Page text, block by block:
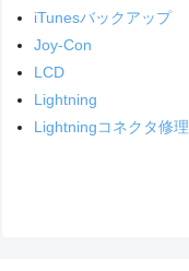
iTunesバックアップ
Joy-Con
LCD
Lightning
Lightningコネクタ修理